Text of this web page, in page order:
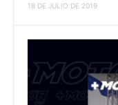
18 DE JULIO DE 2019